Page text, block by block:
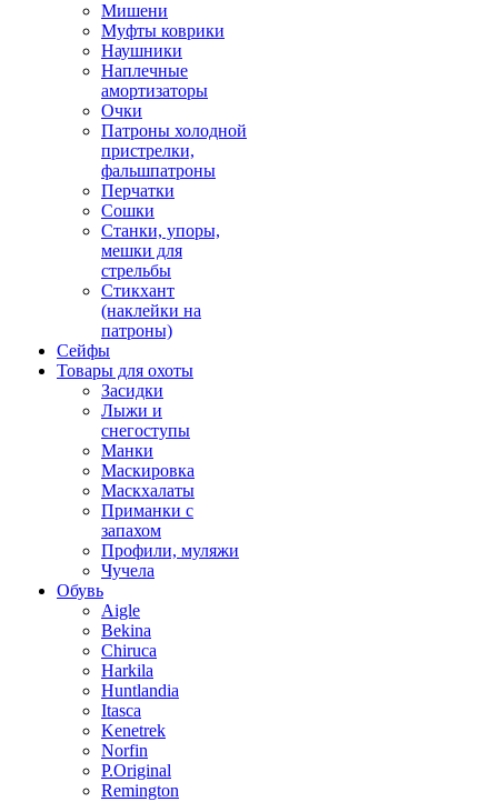
Мишени
Муфты коврики
Наушники
Наплечные
амортизаторы
Очки
Патроны холодной
пристрелки,
фальшпатроны
Перчатки
Сошки
Станки, упоры,
мешки для
стрельбы
Стикхант
(наклейки на
патроны)
Сейфы
Товары для охоты
Засидки
Лыжи и
снегоступы
Манки
Маскировка
Маскхалаты
Приманки с
запахом
Профили, муляжи
Чучела
Обувь
Aigle
Bekina
Chiruсa
Harkila
Huntlandia
Itasca
Kenetrek
Norfin
P.Original
Remington